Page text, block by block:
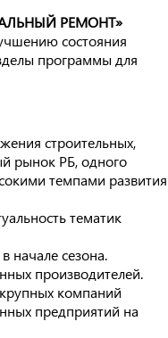
РЕМОНТ»
состояния
программы для
строительных,
рынок РБ, одного
темпами развития
тематик
начале сезона.
производителей.
крупных компаний
предприятий на